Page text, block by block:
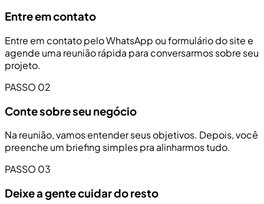
Entre em contato
Entre em contato pelo WhatsApp ou formulário do site e
agende uma reunião rápida para conversarmos sobre seu
projeto.
PASSO 02
Conte sobre seu negócio
Na reunião, vamos entender seus objetivos. Depois, você
preenche um briefing simples pra alinharmos tudo.
PASSO 03
Deixe a gente cuidar do resto